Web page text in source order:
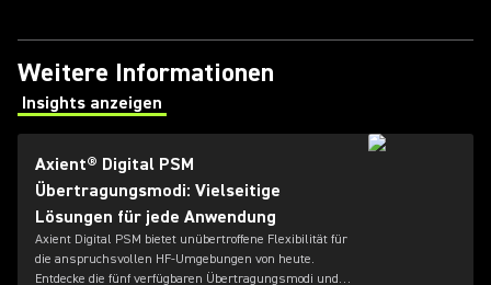
Weitere Informationen
Insights anzeigen
(Opens in a new tab)
Axient® Digital PSM
Übertragungsmodi: Vielseitige
Lösungen für jede Anwendung
Axient Digital PSM bietet unübertroffene Flexibilität für
die anspruchsvollen HF-Umgebungen von heute.
Entdecke die fünf verfügbaren Übertragungsmodi und